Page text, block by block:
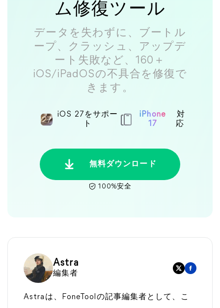
ム修復ツール
データを失わずに、ブートル
ープ、クラッシュ、アップデ
ート失敗など、160＋
iOS/iPadOSの不具合を修復で
きます。
iOS 27をサポー
ト
iPhone
17
対
応
無料ダウンロード
100%安全
Astra
編集者
Astraは、FoneToolの記事編集者として、こ